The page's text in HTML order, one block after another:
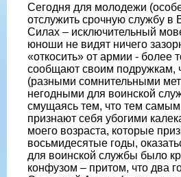
Сегодня для молодежи
отслужить срочную службу в
Силах – исключительный
юноши не видят ничего
«откосить» от армии - более
сообщают своим подружкам,
(разными сомнительными
негодными для воинской
смущаясь тем, что тем
признают себя убогими
моего возраста, которые
восьмидесятые годы,
для воинской службы было
конфузом – притом, что два